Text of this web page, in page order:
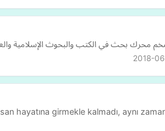
محرك بحث في الكتب والبحوث الإسلامية
2018-
hayatına girmekle kalmadı, aynı